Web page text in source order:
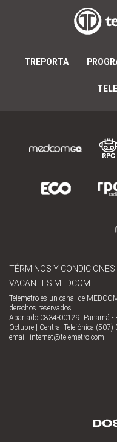
TREPORTA
TÉRMINOS Y CONDICIONES
VACANTES MEDCOM
Telemetro es un canal de
derechos reservados.
Apartado 0834-00129, Panamá -
Octubre | Central Telefónica
email: internet@telemetro.com